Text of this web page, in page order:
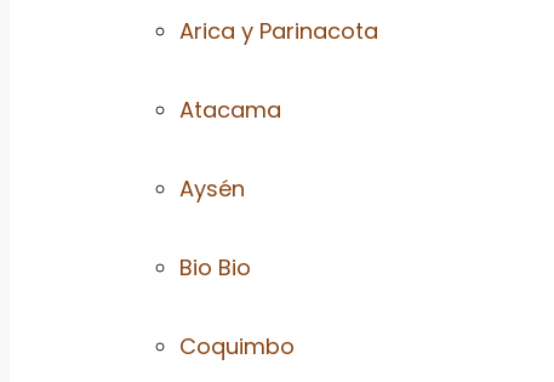
Arica y Parinacota
Atacama
Aysén
Bio Bio
Coquimbo